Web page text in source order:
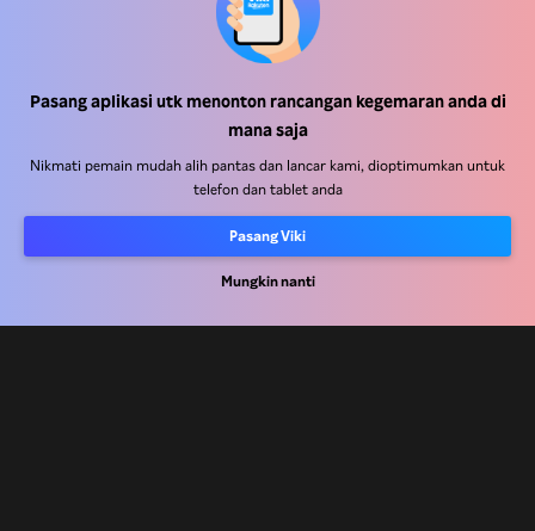
Pasang aplikasi utk menonton rancangan kegemaran anda di
mana saja
Nikmati pemain mudah alih pantas dan lancar kami, dioptimumkan untuk
telefon dan tablet anda
Pasang Viki
Mungkin nanti
Pusat Bantuan